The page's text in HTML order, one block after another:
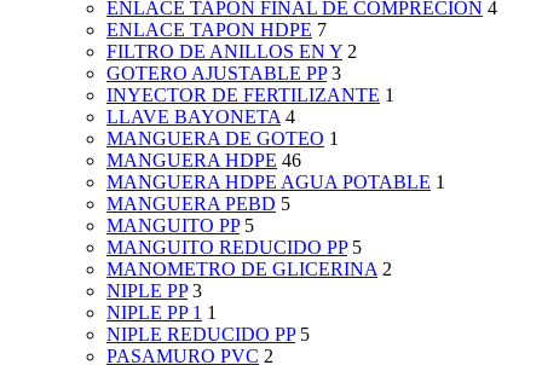
ENLACE TAPON FINAL DE COMPRECION 4
ENLACE TAPON HDPE 7
FILTRO DE ANILLOS EN Y 2
GOTERO AJUSTABLE PP 3
INYECTOR DE FERTILIZANTE 1
LLAVE BAYONETA 4
MANGUERA DE GOTEO 1
MANGUERA HDPE 46
MANGUERA HDPE AGUA POTABLE 1
MANGUERA PEBD 5
MANGUITO PP 5
MANGUITO REDUCIDO PP 5
MANOMETRO DE GLICERINA 2
NIPLE PP 3
NIPLE PP 1 1
NIPLE REDUCIDO PP 5
PASAMURO PVC 2